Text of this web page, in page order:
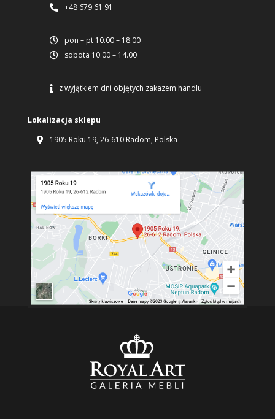
 +48 679 61 91
 pon – pt 10.00 – 18.00
 sobota 10.00 – 14.00
 z wyjątkiem dni objętych zakazem handlu
Lokalizacja sklepu
 1905 Roku 19, 26-610 Radom, Polska